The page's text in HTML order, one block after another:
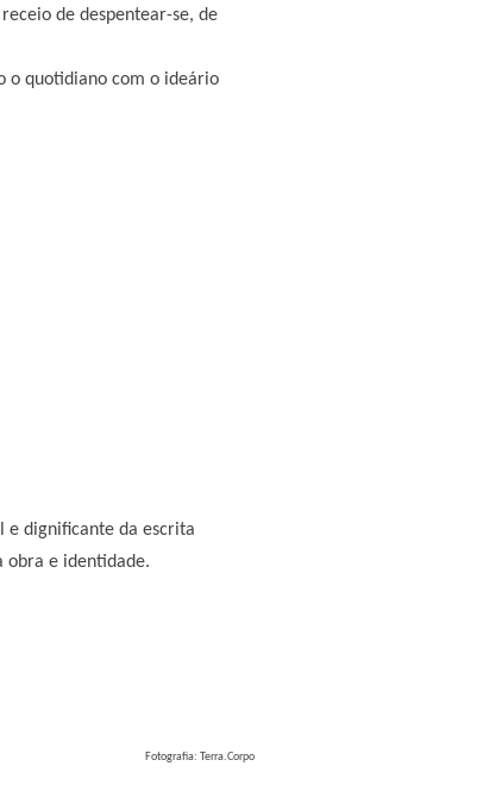
de despentear-se, de
o quotidiano com o ideário
e dignificante da escrita
obra e identidade.
Fotografia: Terra.Corpo